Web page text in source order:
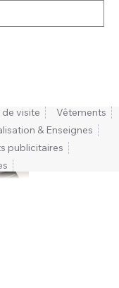
de visite
Vêtements
& Enseignes
publicitaires